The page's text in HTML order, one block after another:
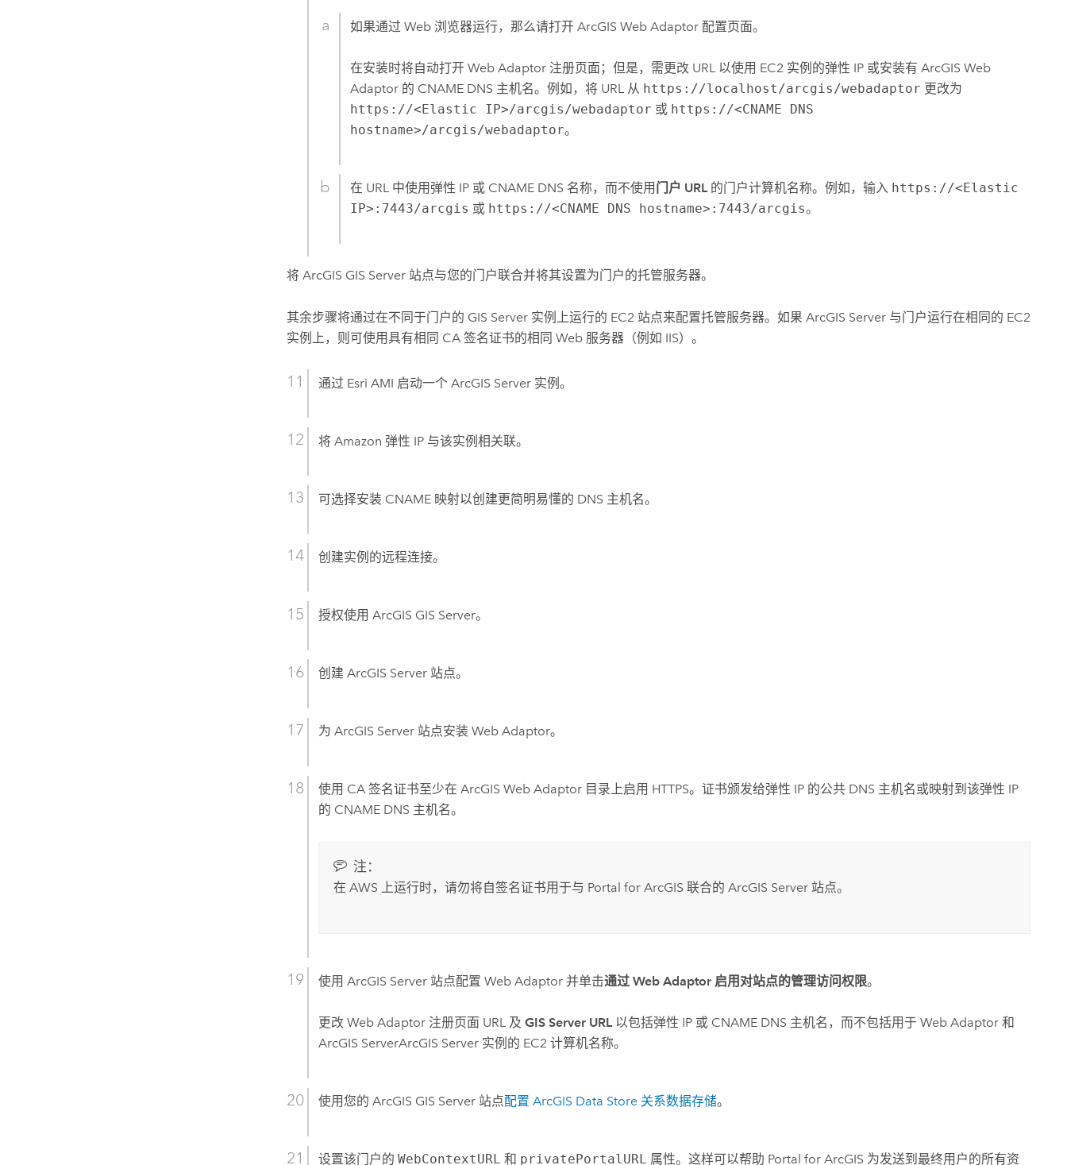
如果通过 Web 浏览器运行，那么请打开 ArcGIS Web Adaptor配置页面。
在安装时将自动打开 Web Adaptor 注册页面；但是，需更改 URL 以使用 EC2 实例的弹性 IP 或安装有 ArcGIS Web
Adaptor的 CNAME DNS 主机名。例如，将 URL 从 https://localhost/arcgis/webadaptor 更改为
https://<Elastic IP>/arcgis/webadaptor 或 https://<CNAME DNS
hostname>/arcgis/webadaptor。
在 URL 中使用弹性 IP 或 CNAME DNS 名称，而不使用 门户 URL 的门户计算机名称。例如，输入 https://<Elastic
IP>:7443/arcgis 或 https://<CNAME DNS hostname>:7443/arcgis。
将ArcGIS GIS Server 站点与您的门户联合并将其设置为门户的托管服务器。
其余步骤将通过在不同于门户的 GIS Server 实例上运行的 EC2 站点来配置托管服务器。如果ArcGIS Server 与门户运行在相同的 EC2
实例上，则可使用具有相同 CA 签名证书的相同 Web 服务器（例如 IIS）。
通过 Esri AMI 启动一个ArcGIS Server 实例。
将Amazon 弹性 IP 与该实例相关联。
可选择安装 CNAME 映射以创建更简明易懂的 DNS 主机名。
创建实例的远程连接。
授权使用ArcGIS GIS Server。
创建ArcGIS Server 站点。
为ArcGIS Server 站点安装 Web Adaptor。
使用 CA 签名证书至少在ArcGIS Web Adaptor 目录上启用 HTTPS。证书颁发给弹性 IP 的公共 DNS 主机名或映射到该弹性 IP
的 CNAME DNS 主机名。
注：
在 AWS 上运行时，请勿将自签名证书用于与 Portal for ArcGIS 联合的 ArcGIS Server站点。
使用ArcGIS Server 站点配置 Web Adaptor 并单击通过 Web Adaptor 启用对站点的管理访问权限。
更改 Web Adaptor 注册页面 URL 及GIS Server URL 以包括弹性 IP 或 CNAME DNS 主机名，而不包括用于 Web Adaptor 和
ArcGIS ServerArcGIS Server 实例的 EC2 计算机名称。
使用您的ArcGIS GIS Server 站点配置ArcGIS Data Store 关系数据存储。
设置该门户的WebContextURL 和 privatePortalURL 属性。这样可以帮助 Portal for ArcGIS 为发送到最终用户的所有资